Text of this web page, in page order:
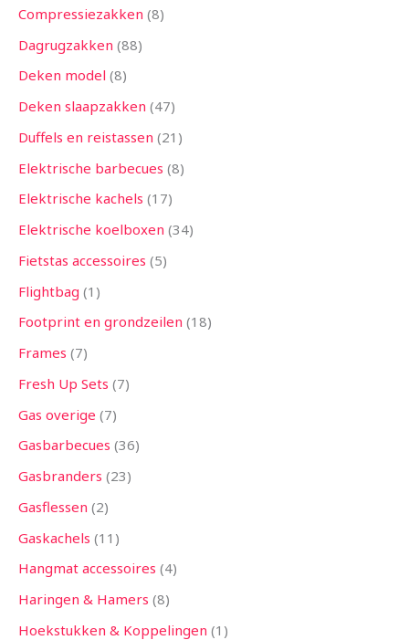
Compressiezakken 8
Dagrugzakken 88
Deken model 8
Deken slaapzakken 47
Duffels en reistassen 21
Elektrische barbecues 8
Elektrische kachels 17
Elektrische koelboxen 34
Fietstas accessoires 5
Flightbag 1
Footprint en grondzeilen 18
Frames 7
Fresh Up Sets 7
Gas overige 7
Gasbarbecues 36
Gasbranders 23
Gasflessen 2
Gaskachels 11
Hangmat accessoires 4
Haringen & Hamers 8
Hoekstukken & Koppelingen 1